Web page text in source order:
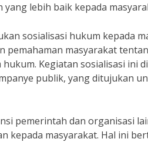
lebih baik kepada
sosialisasi hukum kepada
masyarakat
Kegiatan sosialisasi ini
publik, yang ditujukan
pemerintah dan organisasi
kepada masyarakat. Hal ini